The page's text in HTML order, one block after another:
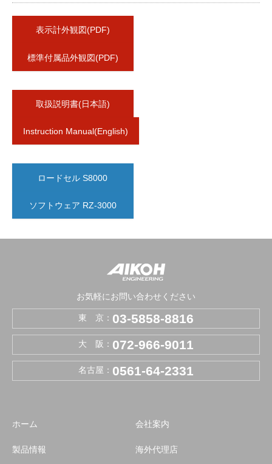
表示計外観図(PDF)
標準付属品外観図(PDF)
取扱説明書(日本語)
Instruction Manual(English)
ロードセル S8000
ソフトウェア RZ-3000
お気軽にお問い合わせください
東 京： 03-5858-8816
大 阪： 072-966-9011
名古屋： 0561-64-2331
ホーム
製品情報
会社案内
海外代理店